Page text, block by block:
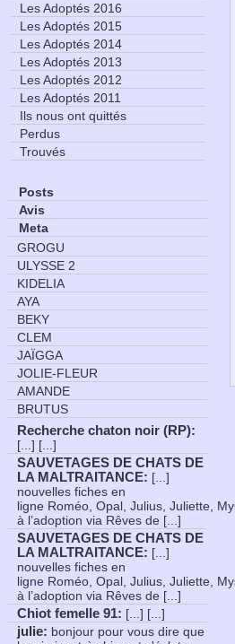
Les Adoptés 2016
Les Adoptés 2015
Les Adoptés 2014
Les Adoptés 2013
Les Adoptés 2012
Les Adoptés 2011
Ils nous ont quittés
Perdus
Trouvés
Posts
Avis
Meta
GROGU
ULYSSE 2
KIDELIA
AYA
BEKY
CLEM
JAÏGGA
JOLIE-FLEUR
AMANDE
BRUTUS
Recherche chaton noir (RP):
[...] [...]
SAUVETAGES DE CHATS DE
LA MALTRAITANCE: [...]
nouvelles fiches en
ligne Roméo, Opal, Julius, Juliette,
à l’adoption via Rêves de [...]
SAUVETAGES DE CHATS DE
LA MALTRAITANCE: [...]
nouvelles fiches en
ligne Roméo, Opal, Julius, Juliette,
à l’adoption via Rêves de [...]
Chiot femelle 91: [...] [...]
julie: bonjour pour vous dire que